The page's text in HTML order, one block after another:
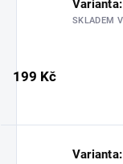
SKLADEM
199 Kč